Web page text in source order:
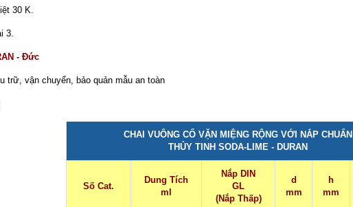
30 K.
3.
- Đức
trữ, vận chuyển, bảo quản mẫu an toàn
CHAI VUÔNG CỔ VẶN MIỆNG RỘNG VỚI NẮP CHUẨN
THỦY TINH SODA-LIME - DURAN
Số Cat.
Dung Tích
ml
Nắp DIN
GL
(Nắp Thấp)
d
mm
h
mm